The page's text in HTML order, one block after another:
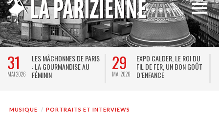
PARIS
AU
29
MAI 2026
EXPO CALDER, LE ROI DU
FIL DE FER, UN BON GOÛT
28
MAI 2026
LE RING DE
SPECTACLE EN
JEU VIDÉO !
MUSIQUE PORTRAITS ET INTERVIEWS